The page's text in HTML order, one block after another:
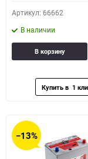
Артикул: 66662
В наличии
В корзину
−13%